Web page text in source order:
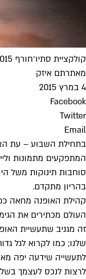
קולקציית סתיו־חורף 2015־2016 של דולצ'ה וגבאנה. צילום: Getty Images
מאתרתם איזק
4 במרץ 2015
Facebook
Twitter
Email
המתפקעים מתמונות
סוחבות תינוקות משל
בהריון מתקדם.
קהילת האופנה מחאה
העולם מכתירים את
שלנו; כמו לקרוא לגל
לתעשייה שידעה יפה
לרצות לנכס לעצמך